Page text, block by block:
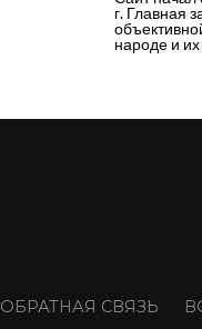
г. Главная
народе и
ОБРАТНАЯ СВЯЗЬ